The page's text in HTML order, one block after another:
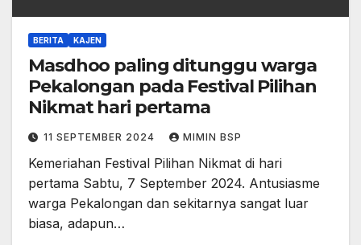
BERITA KAJEN
Masdhoo paling ditunggu warga
Pekalongan pada Festival Pilihan
Nikmat hari pertama
11 SEPTEMBER 2024 MIMIN BSP
Kemeriahan Festival Pilihan Nikmat di hari
pertama Sabtu, 7 September 2024. Antusiasme
warga Pekalongan dan sekitarnya sangat luar
biasa, adapun…